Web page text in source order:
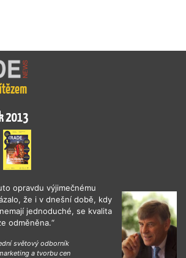
opravdu výjimečnému
že i v dnešní době, kdy
jednoduché, se kvalita
odměněna.“
světový odborník
a tvorbu cen